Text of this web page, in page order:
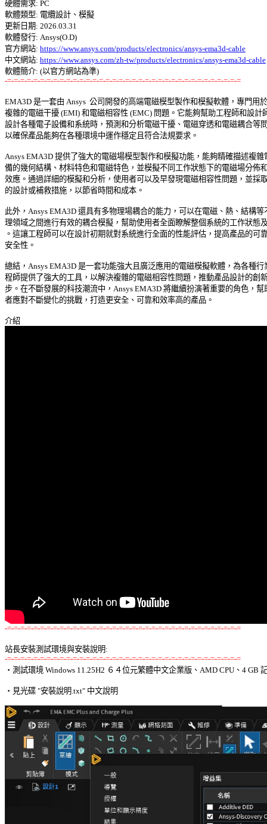
硬體需求: PC
軟體類型: 電纜設計、模擬
更新日期: 2026.03.31
軟體發行: Ansys(O.D)
官方網站: https://www.ansys.com/products/electronics/ansys-ema3d-cable
中文網站: https://www.ansys.com/zh-tw/products/electronics/ansys-ema3d-cable
-=-=-=-=-=-=-=-=-=-=-=-=-=-=-=-=-=-=-=-=-=-=-=-=-=-=-=-=-=-=-=-=-=-=-=-=
EMA3D 是一套由 Ansys  公司開發的高端電磁模型製作和模擬軟體，專門用
複雜的電磁干擾 (EMI) 和電磁相容性 (EMC) 問題。它能夠幫助工程師和設計
設計各種電子設備和系統時，預測和分析電磁干擾、電磁穿透和電磁耦合等
以確保產品能夠在各種環境中運作穩定且符合法規要求。
Ansys EMA3D 提供了強大的電磁場模型製作和模擬功能，能夠精確描述複
備的幾何結構、材料特色和電磁特色，並模擬不同工作狀態下的電磁場分佈
效應。通過詳細的模擬和分析，使用者可以及早發現電磁相容性問題，並採
的設計或補救措施，以節省時間和成本。
此外，Ansys EMA3D 還具有多物理場耦合的能力，可以在電磁、熱、結構
理領域之間進行有效的耦合模擬，幫助使用者全面瞭解整個系統的工作狀態
。這讓工程師可以在設計初期就對系統進行全面的性能評估，提高產品的可
安全性。
總結，Ansys EMA3D 是一套功能強大且廣泛應用的電磁模擬軟體，為各種
程師提供了強大的工具，以解決複雜的電磁相容性問題，推動產品設計的創
步。在不斷發展的科技潮流中，Ansys EMA3D 將繼續扮演著重要的角色，
者應對不斷變化的挑戰，打造更安全、可靠和效率高的產品。
-=-=-=-=-=-=-=-=-=-=-=-=-=-=-=-=-=-=-=-=-=-=-=-=-=-=-=-=-=-=-=-=-=-=-=-=
站長安裝測試環境與安裝說明:
-=-=-=-=-=-=-=-=-=-=-=-=-=-=-=-=-=-=-=-=-=-=-=-=-=-=-=-=-=-=-=-=-=-=-=-=
‧測試環境 Windows 11.25H2 ６４位元繁體中文企業版、AMD CPU、4 GB
‧見光碟 "安裝說明.txt" 中文說明